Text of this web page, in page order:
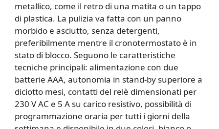
metallico, come il retro di una matita o un tappo
di plastica. La pulizia va fatta con un panno
morbido e asciutto, senza detergenti,
preferibilmente mentre il cronotermostato è in
stato di blocco. Seguono le caratteristiche
tecniche principali: alimentazione con due
batterie AAA, autonomia in stand-by superiore a
diciotto mesi, contatti del relè dimensionati per
230 V AC e 5 A su carico resistivo, possibilità di
programmazione oraria per tutti i giorni della